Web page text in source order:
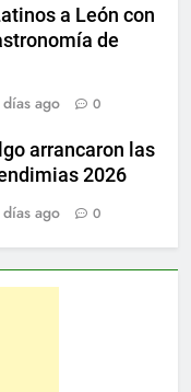
a León con
de
ago 0
arrancaron las
2026
días ago 0